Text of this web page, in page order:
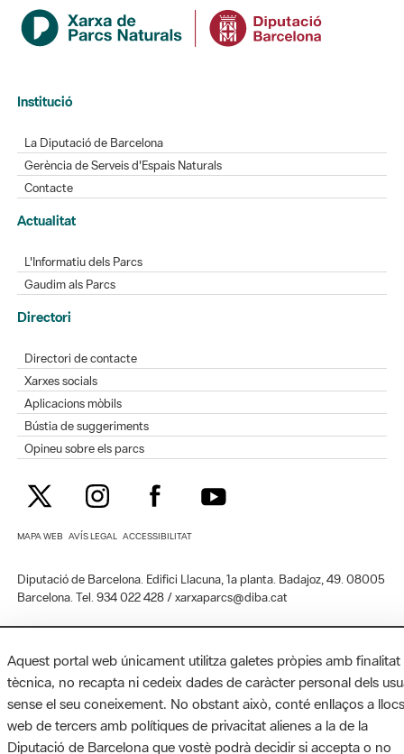
Institució
La Diputació de Barcelona
Gerència de Serveis d'Espais Naturals
Contacte
Actualitat
L'Informatiu dels Parcs
Gaudim als Parcs
Directori
Directori de contacte
Xarxes socials
Aplicacions mòbils
Bústia de suggeriments
Opineu sobre els parcs
MAPA WEB AVÍS LEGAL ACCESSIBILITAT
Diputació de Barcelona. Edifici Llacuna, 1a planta. Badajoz, 49. 08005
Barcelona. Tel. 934 022 428 / xarxaparcs@diba.cat
Aquest portal web únicament utilitza galetes pròpies amb finalitat
tècnica, no recapta ni cedeix dades de caràcter personal dels
sense el seu coneixement. No obstant això, conté enllaços a llocs
web de tercers amb polítiques de privacitat alienes a la de la
Diputació de Barcelona que vostè podrà decidir si accepta o no